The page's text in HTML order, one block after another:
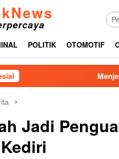
POLITIK OTOMOTIF
Menjelang HUT ke-
Jadi